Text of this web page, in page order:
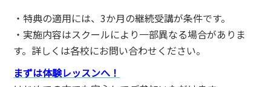
・特典の適用には、3か月の継続受講が条件です。
・実施内容はスクールにより一部異なる場合がありま
す。詳しくは各校にお問い合わせください。
まずは体験レッスンへ！